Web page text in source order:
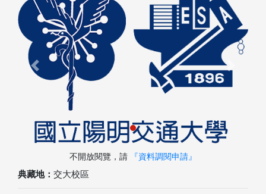
資料調閱申請
管理者登入
典藏地： 交大校區
Previous Next
不開放閱覽，請 『資料調閱申請』